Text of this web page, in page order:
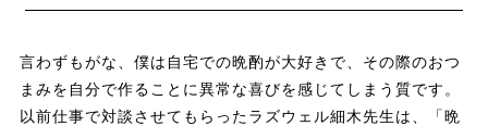
言わずもがな、僕は自宅での晩酌が大好きで、その際のおつ
まみを自分で作ることに異常な喜びを感じてしまう質です。
以前仕事で対談させてもらったラズウェル細木先生は、「晩